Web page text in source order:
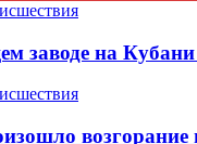
заводе на